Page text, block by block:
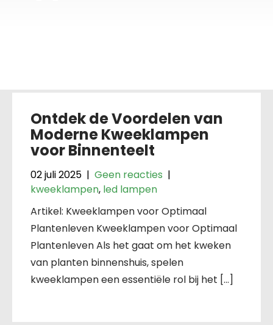
Ontdek de Voordelen van
Moderne Kweeklampen
voor Binnenteelt
02 juli 2025 | Geen reacties |
kweeklampen, led lampen
Artikel: Kweeklampen voor Optimaal
Plantenleven Kweeklampen voor Optimaal
Plantenleven Als het gaat om het kweken
van planten binnenshuis, spelen
kweeklampen een essentiële rol bij het […]